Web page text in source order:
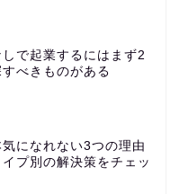
しで起業するにはまず2
べきものがある
になれない3つの理由
イプ別の解決策をチェッ